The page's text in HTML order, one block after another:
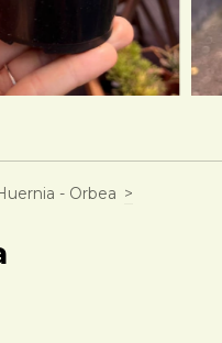
- Orbea >